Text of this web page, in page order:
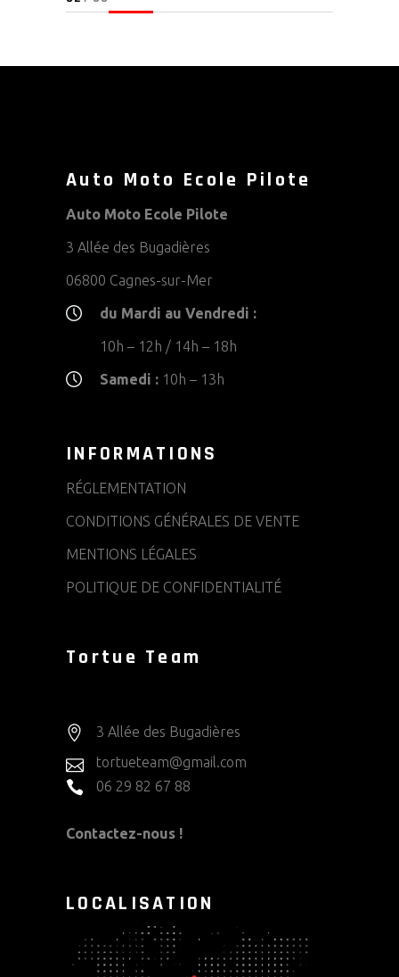
Auto Moto Ecole Pilote
Auto Moto Ecole Pilote
3 Allée des Bugadières
06800 Cagnes-sur-Mer
du Mardi au Vendredi :
10h – 12h / 14h – 18h
Samedi : 10h – 13h
INFORMATIONS
RÉGLEMENTATION
CONDITIONS GÉNÉRALES DE VENTE
MENTIONS LÉGALES
POLITIQUE DE CONFIDENTIALITÉ
Tortue Team
3 Allée des Bugadières
tortueteam@gmail.com
06 29 82 67 88
Contactez-nous !
LOCALISATION